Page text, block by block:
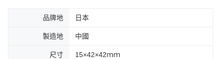
品牌地 日本
製造地 中國
尺寸 15×42×42ｍｍ